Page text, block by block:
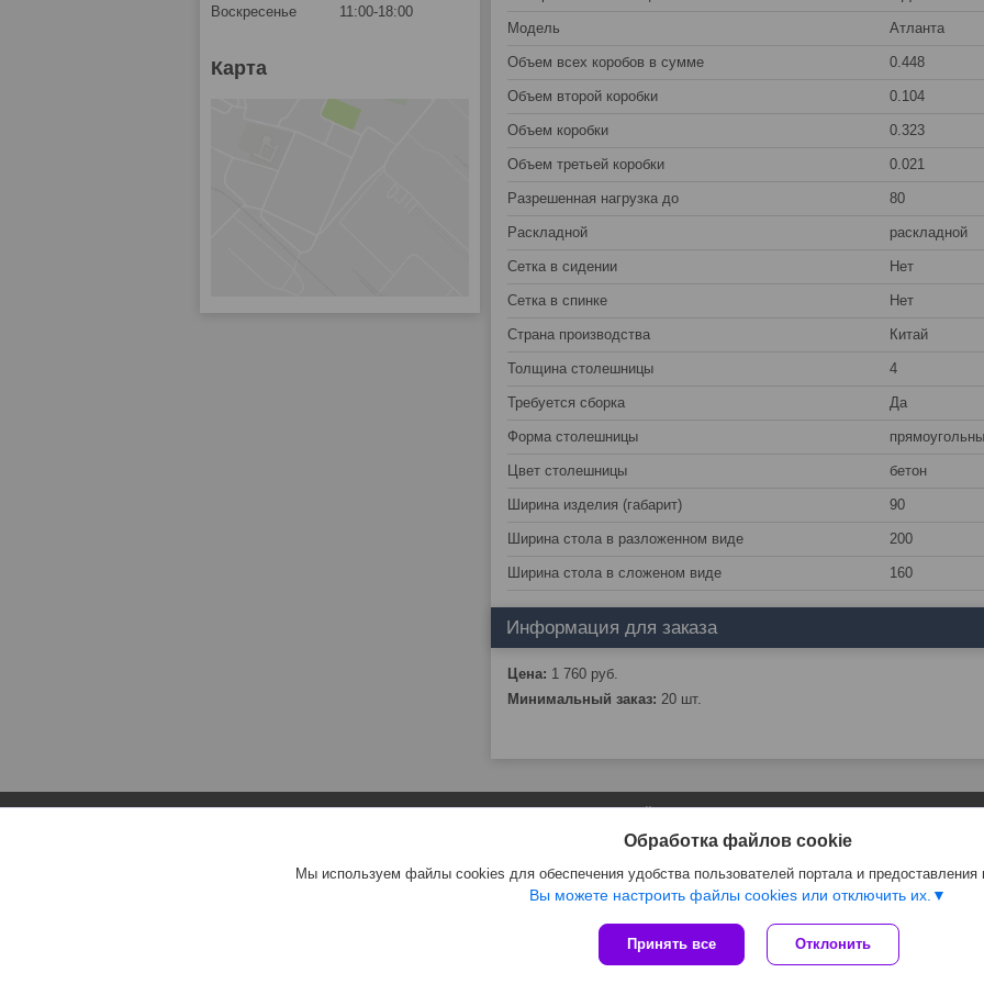
Модель Атланта
Объем всех коробов в сумме 0.448
Объем второй коробки 0.104
Объем коробки 0.323
Объем третьей коробки 0.021
Разрешенная нагрузка до 80
Раскладной раскладной
Сетка в сидении Нет
Сетка в спинке Нет
Страна производства Китай
Толщина столешницы 4
Требуется сборка Да
Форма столешницы
Цвет столешницы бетон
Ширина изделия (габарит) 90
Ширина стола в разложенном виде 200
Ширина стола в сложеном виде 160
Информация для заказа
Цена: 1 760 руб.
Минимальный заказ: 20 шт.
Воскресенье 11:00-18:00
Карта
Сайт создан на платформе Deal.by
Политика обработки файлов cookies
Обработка файлов cookie
Мы используем файлы cookies для обеспечения удобства пользователей портала и
Вы можете настроить файлы cookies или отключить их.
Принять все Отклонить
ЧТПУП "АртиКо Трейд" |
Select Language ▼